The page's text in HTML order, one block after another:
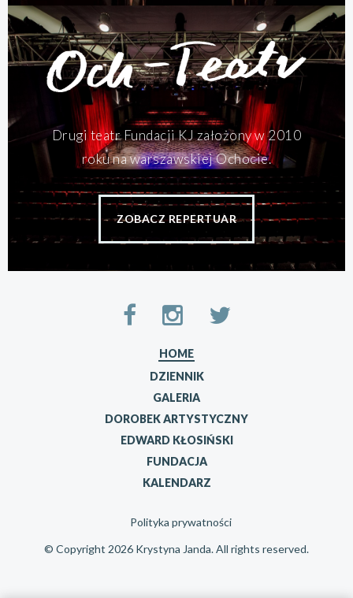
Drugi teatr Fundacji KJ założony w 2010
roku na warszawskiej Ochocie.
ZOBACZ REPERTUAR
HOME
DZIENNIK
GALERIA
DOROBEK ARTYSTYCZNY
EDWARD KŁOSIŃSKI
FUNDACJA
KALENDARZ
Polityka prywatności
© Copyright 2026 Krystyna Janda. All rights reserved.